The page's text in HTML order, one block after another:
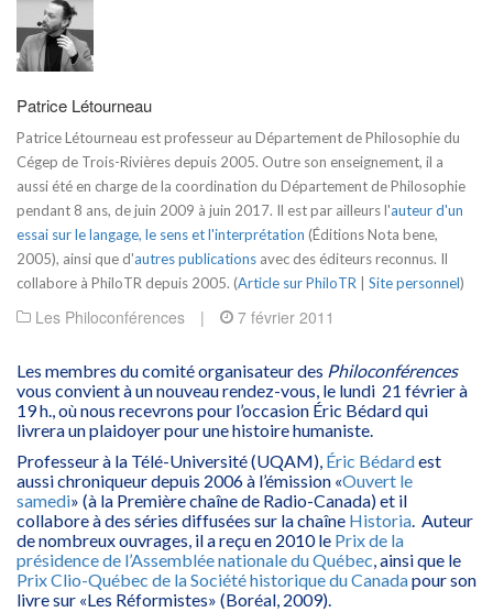
Patrice Létourneau
Patrice Létourneau est professeur au Département de Philosophie du
Cégep de Trois-Rivières depuis 2005. Outre son enseignement, il a
aussi été en charge de la coordination du Département de Philosophie
pendant 8 ans, de juin 2009 à juin 2017. Il est par ailleurs l'auteur d'un
essai sur le langage, le sens et l'interprétation (Éditions Nota bene,
2005), ainsi que d'autres publications avec des éditeurs reconnus. Il
collabore à PhiloTR depuis 2005. (Article sur PhiloTR Site personnel)
Les Philoconférences | 7 février 2011
Les membres du comité organisateur des Philoconférences
vous convient à un nouveau rendez-vous, le lundi 21 février à
19 h., où nous recevrons pour l’occasion Éric Bédard qui
livrera un plaidoyer pour une histoire humaniste.
Professeur à la Télé-Université (UQAM), Éric Bédardest
aussi chroniqueur depuis 2006 à l’émission «Ouvert le
samedi» (à la Première chaîne de Radio-Canada) et il
collabore à des séries diffusées sur la chaîne Historia. Auteur
de nombreux ouvrages, il a reçu en 2010 le Prix de la
présidence de l’Assemblée nationale du Québec, ainsi que le
Prix Clio-Québec de la Société historique du Canadapour son
livre sur «Les Réformistes» (Boréal, 2009).